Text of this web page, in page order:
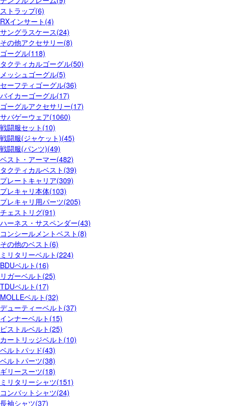
ストラップ(6)
RXインサート(4)
サングラスケース(24)
その他アクセサリー(8)
ゴーグル(118)
タクティカルゴーグル(50)
メッシュゴーグル(5)
セーフティゴーグル(36)
バイカーゴーグル(17)
ゴーグルアクセサリー(17)
サバゲーウェア(1060)
戦闘服セット(10)
戦闘服(ジャケット)(45)
戦闘服(パンツ)(49)
ベスト・アーマー(482)
タクティカルベスト(39)
プレートキャリア(309)
プレキャリ本体(103)
プレキャリ用パーツ(205)
チェストリグ(91)
ハーネス・サスペンダー(43)
コンシールメントベスト(8)
その他のベスト(6)
ミリタリーベルト(224)
BDUベルト(16)
リガーベルト(25)
TDUベルト(17)
MOLLEベルト(32)
デューティーベルト(37)
インナーベルト(15)
ピストルベルト(25)
カートリッジベルト(10)
ベルトパッド(43)
ベルトパーツ(38)
ギリースーツ(18)
ミリタリーシャツ(151)
コンバットシャツ(24)
長袖シャツ(37)